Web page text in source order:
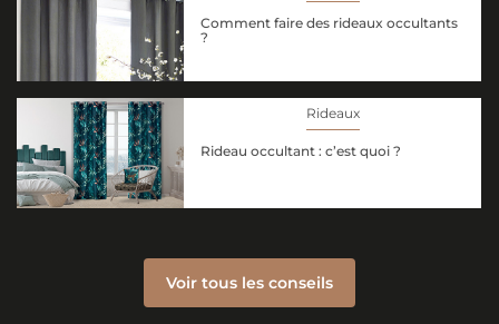
Comment faire des rideaux occultants
?
Rideaux
Rideau occultant : c’est quoi ?
Voir tous les conseils